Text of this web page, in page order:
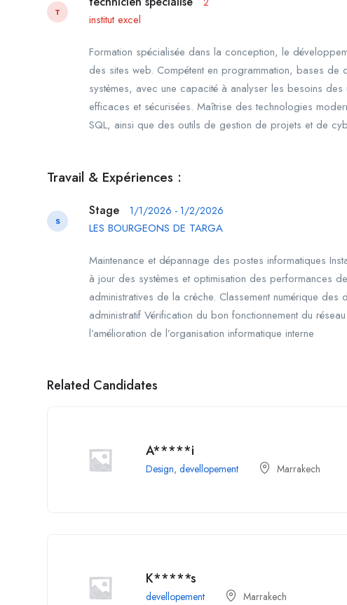
T institut excel
Formation spécialisée dans la conception, le
des sites web. Compétent en programmation, bases de
systèmes, avec une capacité à analyser les besoins
efficaces et sécurisées. Maîtrise des technologies
SQL, ainsi que des outils de gestion de projets et de
Travail & Expériences :
S
Stage 1/1/2026 - 1/2/2026
LES BOURGEONS DE TARGA
Maintenance et dépannage des postes informatiques
à jour des systèmes et optimisation des performances
administratives de la crèche. Classement numérique
administratif Vérification du bon fonctionnement du
l’amélioration de l’organisation informatique interne
Related Candidates
A*****i
Design, devellopement Marrakech
K*****s
devellopement Marrakech